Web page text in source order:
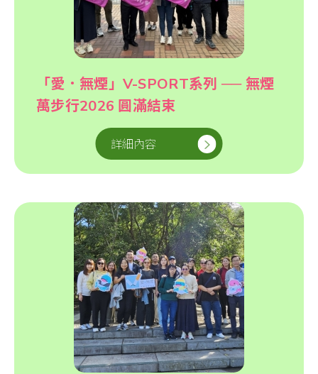
「愛．無煙」V-SPORT系列 ── 無煙
萬步行2026 圓滿結束
詳細內容